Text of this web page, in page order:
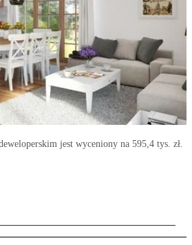
jest wyceniony na 595,4 tys. zł.